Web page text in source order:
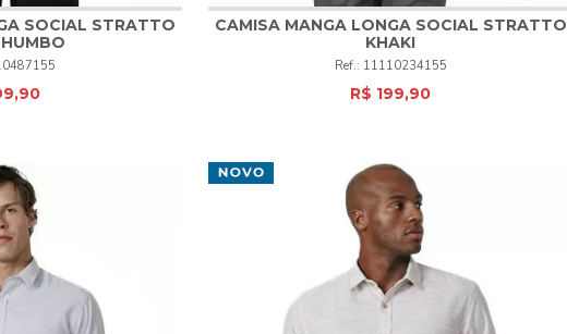
4 5
SOCIAL STRATTO
3 4
COMPRAR
CAMISA MANGA LONGA SOCIAL STRATTO
KHAKI
11110234155
R$ 199,90